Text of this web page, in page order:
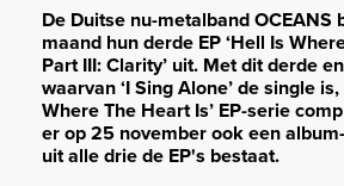
De Duitse nu-metalband OCEANS
maand hun derde EP ‘Hell Is
Part III: Clarity’ uit. Met dit derde
waarvan ‘I Sing Alone’ de single is,
Where The Heart Is’ EP-serie
er op 25 november ook een
uit alle drie de EP's bestaat.